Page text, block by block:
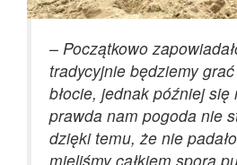
– Początkowo
tradycyjnie będziemy
błocie, jednak później się
prawda nam pogoda nie
dzięki temu, że nie
mieliśmy całkiem sporą